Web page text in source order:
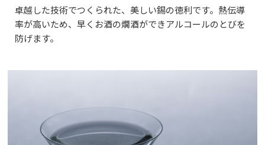
卓越した技術でつくられた、美しい錫の徳利です。熱伝導
率が高いため、早くお酒の燗酒ができアルコールのとびを
防げます。